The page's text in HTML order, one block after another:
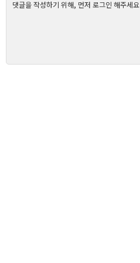
댓글을 작성하기 위해, 먼저 로그인 해주세요